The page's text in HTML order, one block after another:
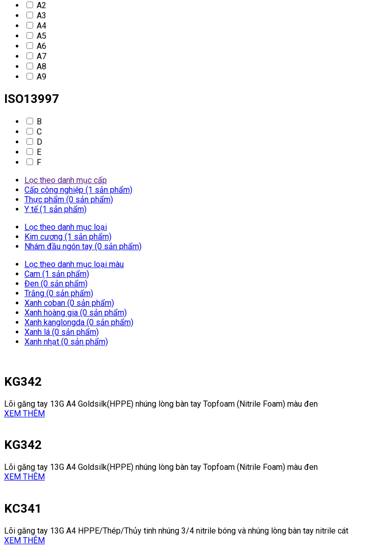
A2
A3
A4
A5
A6
A7
A8
A9
ISO13997
B
C
D
E
F
Lọc theo danh mục cấp
Cấp công nghiệp (1 sản phẩm)
Thực phẩm (0 sản phẩm)
Y tế (1 sản phẩm)
Lọc theo danh mục loại
Kim cương (1 sản phẩm)
Nhám đầu ngón tay (0 sản phẩm)
Lọc theo danh mục loại màu
Cam (1 sản phẩm)
Đen (0 sản phẩm)
Trắng (0 sản phẩm)
Xanh coban (0 sản phẩm)
Xanh hoàng gia (0 sản phẩm)
Xanh kanglongda (0 sản phẩm)
Xanh lá (0 sản phẩm)
Xanh nhạt (0 sản phẩm)
KG342
Lõi găng tay 13G A4 Goldsilk(HPPE) nhúng lòng bàn tay Topfoam (Nitrile Foam) màu đen
XEM THÊM
KG342
Lõi găng tay 13G A4 Goldsilk(HPPE) nhúng lòng bàn tay Topfoam (Nitrile Foam) màu đen
XEM THÊM
KC341
Lõi găng tay 13G A4 HPPE/Thép/Thủy tinh nhúng 3/4 nitrile bóng và nhúng lòng bàn tay nitrile cát
XEM THÊM